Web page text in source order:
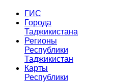
ГИС
Города
Таджикистана
Регионы
Республики
Таджикистан
Карты
Республики